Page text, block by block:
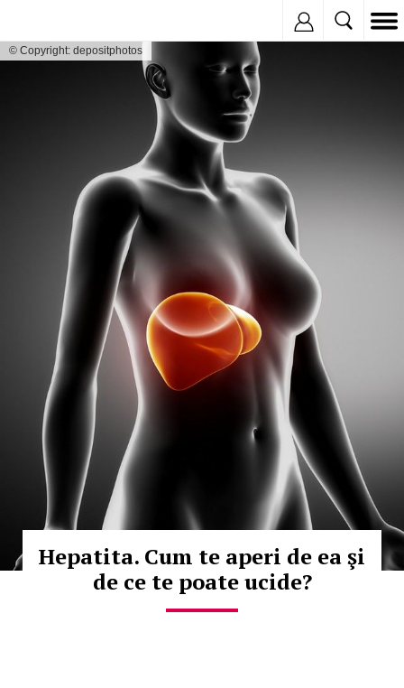
© Copyright: depositphotos
Hepatita. Cum te aperi de ea şi
de ce te poate ucide?